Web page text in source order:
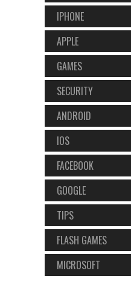
IPHONE
APPLE
GAMES
SECURITY
ANDROID
IOS
FACEBOOK
GOOGLE
TIPS
FLASH GAMES
MICROSOFT